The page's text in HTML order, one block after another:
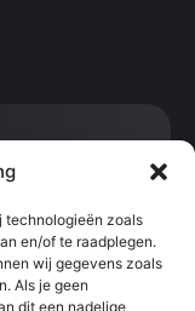
technologieën zoals
en/of te raadplegen.
wij gegevens zoals
Als je geen
dit een nadelige